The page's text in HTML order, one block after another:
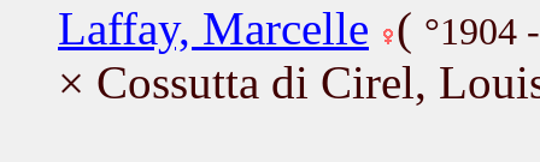
Laffay, Marcelle ( °1904
× Cossutta di Cirel,